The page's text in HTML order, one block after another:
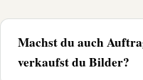
Machst du auch
verkaufst du Bilder?